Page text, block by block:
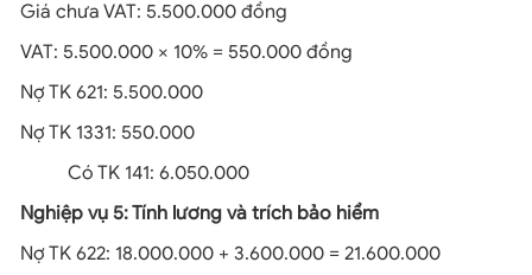
Giá chưa VAT: 5.500.000 đồng
VAT: 5.500.000 × 10% = 550.000 đồng
Nợ TK 621: 5.500.000
Nợ TK 1331: 550.000
Có TK 141: 6.050.000
Nghiệp vụ 5: Tính lương và trích bảo hiểm
Nợ TK 622: 18.000.000 + 3.600.000 = 21.600.000